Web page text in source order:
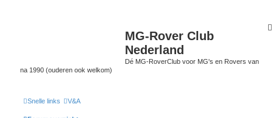
MG-Rover Club
Nederland
Dé MG-RoverClub voor MG's en Rovers van
na 1990 (ouderen ook welkom)
Snelle links V&A